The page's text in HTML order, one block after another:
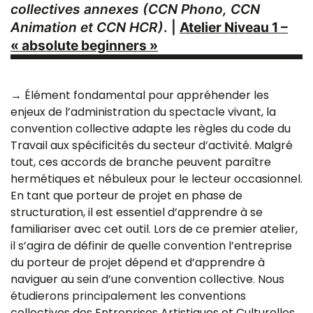
collectives annexes (CCN Phono, CCN
Animation et CCN HCR). | Atelier Niveau 1 –
« absolute beginners »
→ Élément fondamental pour appréhender les
enjeux de l’administration du spectacle vivant, la
convention collective adapte les règles du code du
Travail aux spécificités du secteur d’activité. Malgré
tout, ces accords de branche peuvent paraître
hermétiques et nébuleux pour le lecteur occasionnel.
En tant que porteur de projet en phase de
structuration, il est essentiel d’apprendre à se
familiariser avec cet outil. Lors de ce premier atelier,
il s’agira de définir de quelle convention l’entreprise
du porteur de projet dépend et d’apprendre à
naviguer au sein d’une convention collective. Nous
étudierons principalement les conventions